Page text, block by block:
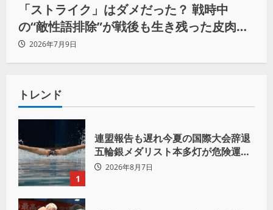
「ストライク」はダメだった？ 戦時中
の“敵性語排除”が戦後も生き残った皮肉な
理由2026年7月9日
トレンド
1
連盟報告も遅れ今夏の国際大会辞退
五輪銀メダリスト本多灯が危険運転
致傷で起訴
2026年8月7日